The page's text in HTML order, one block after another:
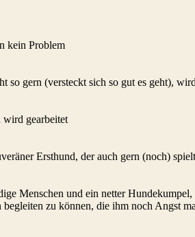
kein Problem
so gern (versteckt sich so gut es geht),
wird gearbeitet
Ersthund, der auch gern (noch)
Menschen und ein netter
begleiten zu können, die ihm noch Angst